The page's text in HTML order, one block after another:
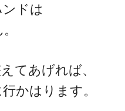
ドは
てあげれば、
かはります。